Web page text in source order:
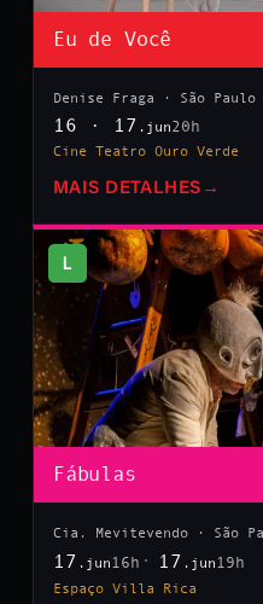
Eu de Você
Denise Fraga · São Paulo
16 · 17 .jun20h
Cine Teatro Ouro Verde
MAIS DETALHES →
L
Fábulas
Cia. Mevitevendo · São
17 .jun 16h 17 .jun 19h
Espaço Villa Rica